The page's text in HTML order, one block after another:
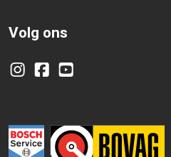
Volg ons
Instagram
FacebookYouTube